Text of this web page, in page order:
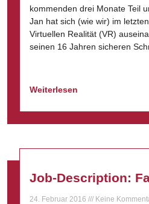
kommenden drei Monate Teil
Jan hat sich (wie wir) im
Virtuellen Realität (VR)
seinen 16 Jahren sicheren
Weiterlesen
Job-Description:
24. Februar 2016 Keine